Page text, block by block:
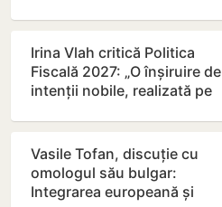
Irina Vlah critică Politica
Fiscală 2027: „O înșiruire de
intenții nobile, realizată pe
Vasile Tofan, discuție cu
omologul său bulgar:
Integrarea europeană și